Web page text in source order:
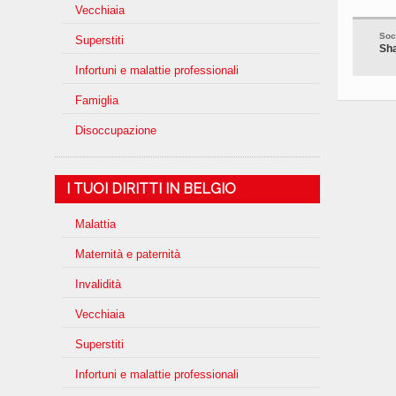
Vecchiaia
Superstiti
Infortuni e malattie professionali
Famiglia
Disoccupazione
I TUOI DIRITTI IN BELGIO
Malattia
Maternità e paternità
Invalidità
Vecchiaia
Superstiti
Infortuni e malattie professionali